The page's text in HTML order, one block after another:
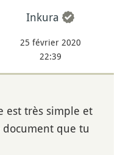
Inkura
25 février 2020
22:39
est très simple et
que tu